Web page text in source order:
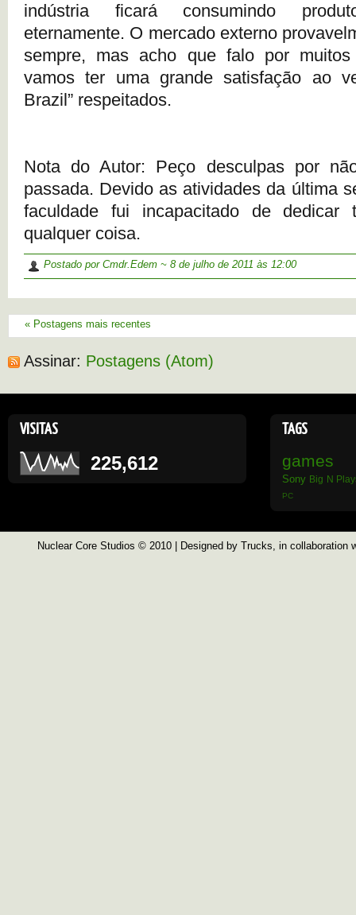
indústria ficará consumindo
eternamente. O mercado externo
sempre, mas acho que falo por
vamos ter uma grande satisfação ao
Brazil” respeitados.
Nota do Autor: Peço desculpas por
passada. Devido as atividades da última
faculdade fui incapacitado de dedicar
qualquer coisa.
Postado por Cmdr.Edem ~ 8 de julho de 2011 às 12:00
« Postagens mais recentes
Assinar: Postagens (Atom)
VISITAS
225,612
TAGS
games
Sony Big N
PC
Nuclear Core Studios © 2010 | Designed by Trucks , in collaboration